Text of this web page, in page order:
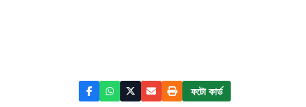
ফটো কার্ড